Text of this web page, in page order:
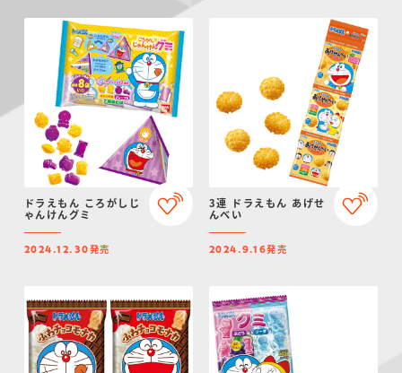
ドラえもん ころがしじ
ゃんけんグミ
2024.12.30発売
3連 ドラえもん あげせ
んべい
2024.9.16発売